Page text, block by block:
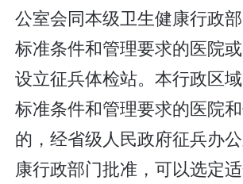
公室会同本级卫生健康行政
标准条件和管理要求的医院
设立征兵体检站。本行政区
标准条件和管理要求的医院
的，经省级人民政府征兵办
康行政部门批准，可以选定